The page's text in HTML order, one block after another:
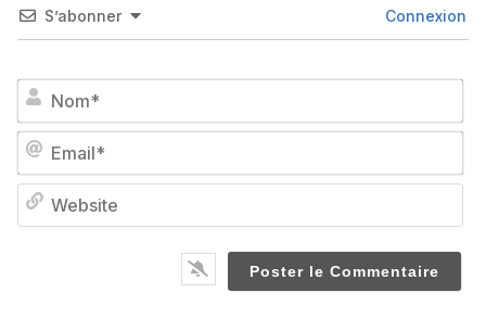
S’abonner Connexion